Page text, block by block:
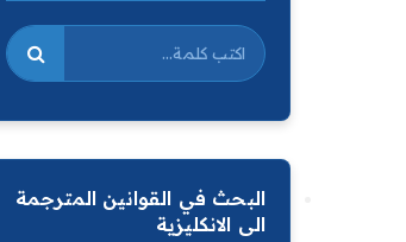
البحث في القوانين المترجمة
الى الانكليزية